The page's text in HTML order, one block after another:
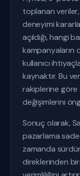
toplanan
deneyimi
açıldığı, hangi
kampanyaların
kullanıcı
kaynaktır. Bu
rakiplerine göre
değişimlerini
Sonuç olarak,
pazarlama
zamanda
direklerinden